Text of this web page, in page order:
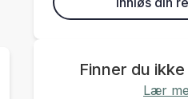
Finner du
Lær